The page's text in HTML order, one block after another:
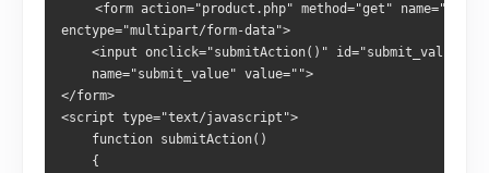
<form action="product.php" method="get"
enctype="multipart/form-data">
<input onclick="submitAction()" id="submit_value"
    name="submit_value" value="">
</form>
<script type="text/javascript">
    function submitAction()
    {